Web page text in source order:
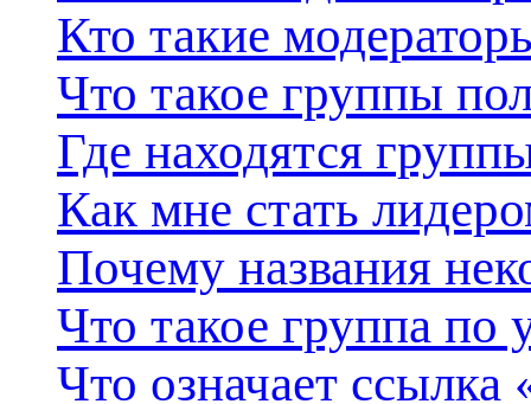
Кто такие
Что такое группы
Где находятся
Как мне стать
Почему названия
Что такое группа по
Что означает